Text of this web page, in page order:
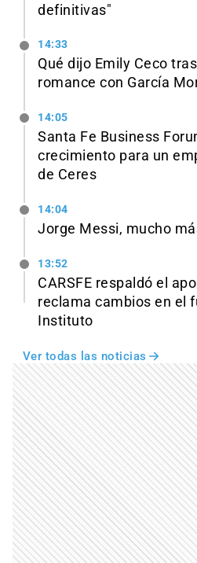
definitivas"
14:33
Qué dijo Emily Ceco
romance con García
14:05
Santa Fe Business
crecimiento para un
de Ceres
14:04
Jorge Messi, mucho
13:52
CARSFE respaldó el
reclama cambios en el
Instituto
Ver todas las noticias